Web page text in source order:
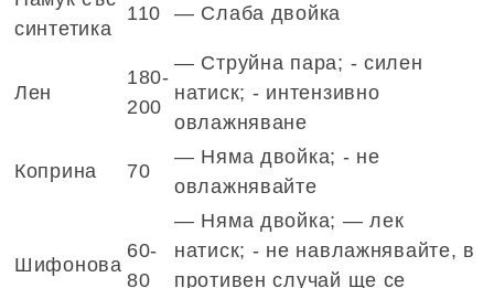
синтетика
110 — Слаба двойка
Лен
180-
200
— Струйна пара; - силен
натиск; - интензивно
овлажняване
Коприна 70
— Няма двойка; - не
овлажнявайте
Шифонова
60-
80
— Няма двойка; — лек
натиск; - не навлажнявайте, в
противен случай ще се